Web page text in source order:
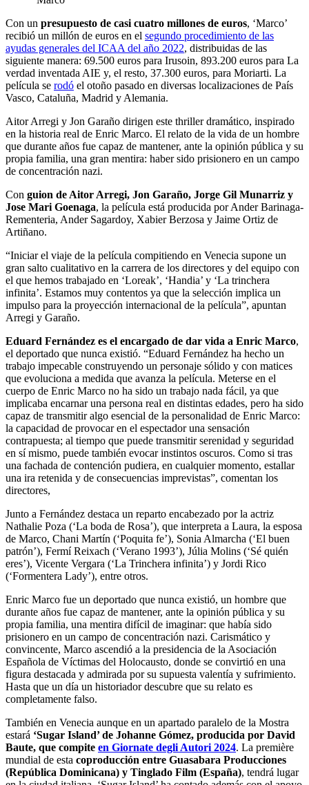
Con un presupuesto de casi cuatro millones de euros, ‘Marco’
recibió un millón de euros en el segundo procedimiento de las
ayudas generales del ICAA del año 2022, distribuidas de las
siguiente manera: 69.500 euros para Irusoin, 893.200 euros para La
verdad inventada AIE y, el resto, 37.300 euros, para Moriarti. La
película se rodó el otoño pasado en diversas localizaciones de País
Vasco, Cataluña, Madrid y Alemania.
Aitor Arregi y Jon Garaño dirigen este thriller dramático, inspirado
en la historia real de Enric Marco. El relato de la vida de un hombre
que durante años fue capaz de mantener, ante la opinión pública y su
propia familia, una gran mentira: haber sido prisionero en un campo
de concentración nazi.
Con guion de Aitor Arregi, Jon Garaño, Jorge Gil Munarriz y
Jose Mari Goenaga, la película está producida por Ander Barinaga-
Rementeria, Ander Sagardoy, Xabier Berzosa y Jaime Ortiz de
Artiñano.
“Iniciar el viaje de la película compitiendo en Venecia supone un
gran salto cualitativo en la carrera de los directores y del equipo con
el que hemos trabajado en ‘Loreak’, ‘Handia’ y ‘La trinchera
infinita’. Estamos muy contentos ya que la selección implica un
impulso para la proyección internacional de la película”, apuntan
Arregi y Garaño.
Eduard Fernández es el encargado de dar vida a Enric Marco,
el deportado que nunca existió. “Eduard Fernández ha hecho un
trabajo impecable construyendo un personaje sólido y con matices
que evoluciona a medida que avanza la película. Meterse en el
cuerpo de Enric Marco no ha sido un trabajo nada fácil, ya que
implicaba encarnar una persona real en distintas edades, pero ha sido
capaz de transmitir algo esencial de la personalidad de Enric Marco:
la capacidad de provocar en el espectador una sensación
contrapuesta; al tiempo que puede transmitir serenidad y seguridad
en sí mismo, puede también evocar instintos oscuros. Como si tras
una fachada de contención pudiera, en cualquier momento, estallar
una ira retenida y de consecuencias imprevistas”, comentan los
directores,
Junto a Fernández destaca un reparto encabezado por la actriz
Nathalie Poza (‘La boda de Rosa’), que interpreta a Laura, la esposa
de Marco, Chani Martín (‘Poquita fe’), Sonia Almarcha (‘El buen
patrón’), Fermí Reixach (‘Verano 1993’), Júlia Molins (‘Sé quién
eres’), Vicente Vergara (‘La Trinchera infinita’) y Jordi Rico
(‘Formentera Lady’), entre otros.
Enric Marco fue un deportado que nunca existió, un hombre que
durante años fue capaz de mantener, ante la opinión pública y su
propia familia, una mentira difícil de imaginar: que había sido
prisionero en un campo de concentración nazi. Carismático y
convincente, Marco ascendió a la presidencia de la Asociación
Española de Víctimas del Holocausto, donde se convirtió en una
figura destacada y admirada por su supuesta valentía y sufrimiento.
Hasta que un día un historiador descubre que su relato es
completamente falso.
También en Venecia aunque en un apartado paralelo de la Mostra
estará ‘Sugar Island’ de Johanne Gómez, producida por David
Baute, que compite en Giornate degli Autori 2024. La première
mundial de esta coproducción entre Guasabara Producciones
(República Dominicana) y Tinglado Film (España), tendrá lugar